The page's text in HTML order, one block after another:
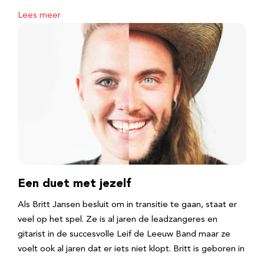
Lees meer
Een duet met jezelf
Als Britt Jansen besluit om in transitie te gaan, staat er
veel op het spel. Ze is al jaren de leadzangeres en
gitarist in de succesvolle Leif de Leeuw Band maar ze
voelt ook al jaren dat er iets niet klopt. Britt is geboren in